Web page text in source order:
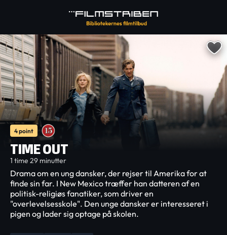
4 point
TIME OUT
1 time 29 minutter
Drama om en ung dansker, der rejser til Amerika for at
finde sin far. I New Mexico træffer han datteren af en
politisk-religiøs fanatiker, som driver en
"overlevelsesskole". Den unge dansker er interesseret i
pigen og lader sig optage på skolen.